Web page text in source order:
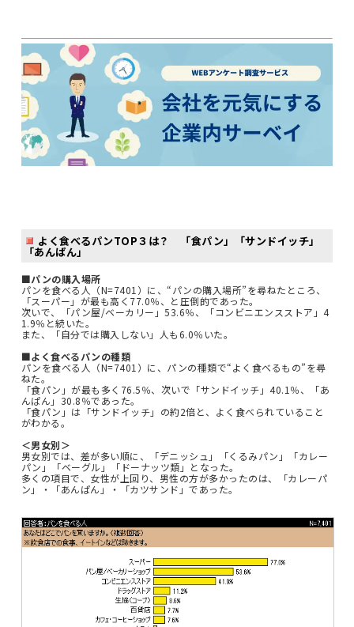
よく食べるパンTOP３は？ 「食パン」「サンドイッチ」
「あんぱん」
■パンの購入場所
パンを食べる人（N=7401）に、“パンの購入場所”を尋ねたところ、
「スーパー」が最も高く77.0％、と圧倒的であった。
次いで、「パン屋/ベーカリー」53.6％、「コンビニエンスストア」4
1.9％と続いた。
また、「自分では購入しない」人も6.0％いた。
■よく食べるパンの種類
パンを食べる人（N=7401）に、パンの種類で“よく食べるもの”を尋
ねた。
「食パン」が最も多く76.5％、次いで「サンドイッチ」40.1％、「あ
んぱん」30.8％であった。
「食パン」は「サンドイッチ」の約2倍と、よく食べられていること
がわかる。
＜男女別＞
男女別では、差が多い順に、「デニッシュ」「くるみパン」「カレー
パン」「ベーグル」「ドーナッツ類」となった。
多くの項目で、女性が上回り、男性の方が多かったのは、「カレーパ
ン」・「あんぱん」・「カツサンド」であった。